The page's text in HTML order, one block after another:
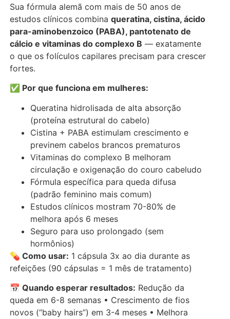
Sua fórmula alemã com mais de 50 anos de
estudos clínicos combina queratina, cistina, ácido
para-aminobenzoico (PABA), pantotenato de
cálcio e vitaminas do complexo B — exatamente
o que os folículos capilares precisam para crescer
fortes.
✅ Por que funciona em mulheres:
Queratina hidrolisada de alta absorção
(proteína estrutural do cabelo)
Cistina + PABA estimulam crescimento e
previnem cabelos brancos prematuros
Vitaminas do complexo B melhoram
circulação e oxigenação do couro cabeludo
Fórmula específica para queda difusa
(padrão feminino mais comum)
Estudos clínicos mostram 70-80% de
melhora após 6 meses
Seguro para uso prolongado (sem
hormônios)
💊 Como usar: 1 cápsula 3x ao dia durante as
refeições (90 cápsulas = 1 mês de tratamento)
📅 Quando esperar resultados: Redução da
queda em 6-8 semanas • Crescimento de fios
novos (“baby hairs”) em 3-4 meses • Melhora